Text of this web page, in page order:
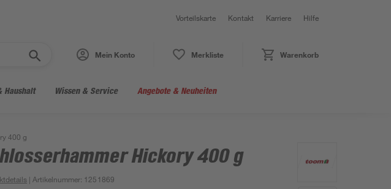
Vorteilskarte Kontakt Karriere Hilfe
Mein Konto Merkliste Warenkorb
Haushalt Wissen & Service Angebote & Neuheiten
400 g
Hickory 400 g
| Artikelnummer: 1251869